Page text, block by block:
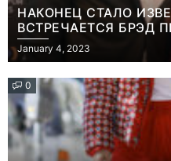
НАКОНЕЦ СТАЛО
ВСТРЕЧАЕТСЯ БРЭД
January 4, 2023
0